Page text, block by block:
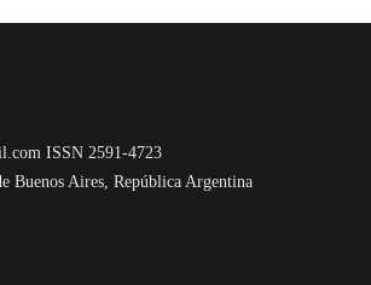
ISSN 2591-4723
Buenos Aires, República Argentina